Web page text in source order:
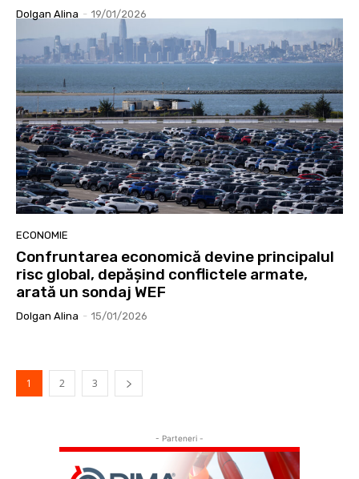
Dolgan Alina - 19/01/2026
ECONOMIE
Confruntarea economică devine principalul
risc global, depășind conflictele armate,
arată un sondaj WEF
Dolgan Alina - 15/01/2026
1 2 3
- Parteneri -